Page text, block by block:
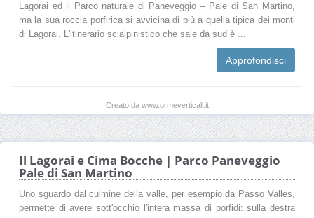
Lagorai ed il Parco naturale di Paneveggio – Pale di San Martino,
ma la sua roccia porfirica si avvicina di più a quella tipica dei monti
di Lagorai. L'itinerario scialpinistico che sale da sud è ...
Approfondisci
Creato da www.ormeverticali.it
Il Lagorai e Cima Bocche | Parco Paneveggio
Pale di San Martino
Uno sguardo dal culmine della valle, per esempio da Passo Valles,
permette di avere sott'occhio l'intera massa di porfidi: sulla destra